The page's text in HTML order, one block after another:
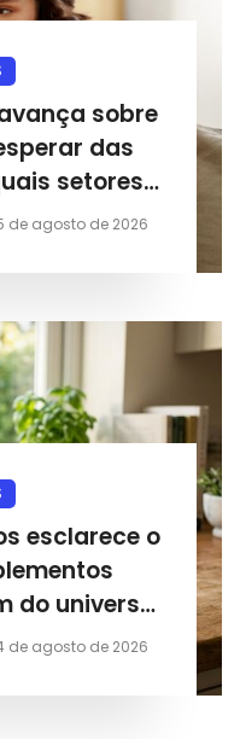
sobre
das
setores
impactos
de agosto de 2026
esclarece o
do universo
na rotina
de agosto de 2026